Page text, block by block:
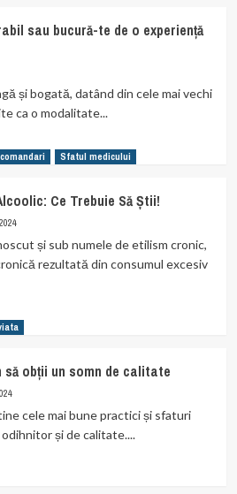
sau bucură-te de o experiență
și bogată, datând din cele mai vechi
ca o modalitate...
Sfatul medicului
Ce Trebuie Să Știi!
și sub numele de etilism cronic,
rezultată din consumul excesiv
să obții un somn de calitate
cele mai bune practici și sfaturi
și de calitate....